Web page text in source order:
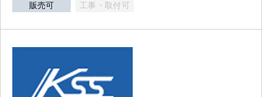
販売可 工事・取付可